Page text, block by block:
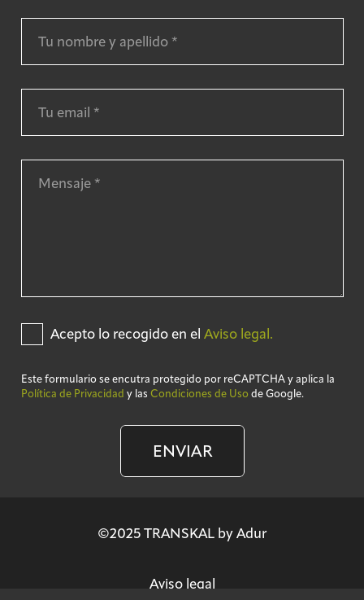
Acepto lo recogido en el Aviso legal.
Este formulario se encutra protegido por reCAPTCHA y aplica la
Política de Privacidad y las Condiciones de Uso de Google.
ENVIAR
©2025 TRANSKAL by Adur
Aviso legal